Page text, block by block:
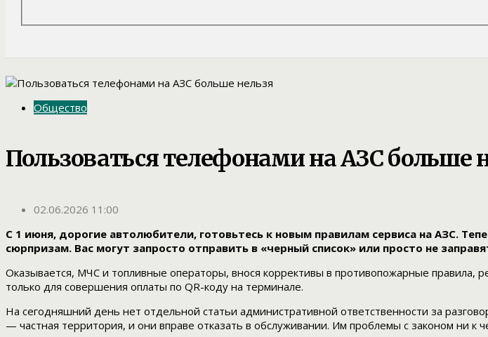
Общество
Пользоваться телефонами на АЗС больше
02.06.2026 11:00
С 1 июня, дорогие автолюбители, готовьтесь к новым правилам сервиса на АЗС.
сюрпризам. Вас могут запросто отправить в «черный список» или просто не
Оказывается, МЧС и топливные операторы, внося коррективы в противопожарные правила,
только для совершения оплаты по QR-коду на терминале.
На сегодняшний день нет отдельной статьи административной ответственности за
— частная территория, и они вправе отказать в обслуживании. Им проблемы с законом ни к